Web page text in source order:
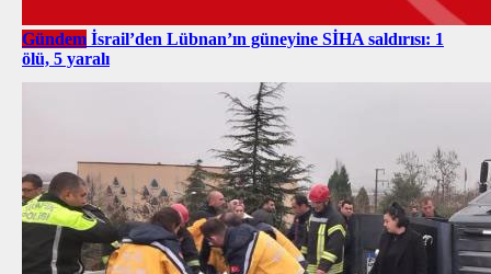
Gündem İsrail’den Lübnan’ın güneyine SİHA saldırısı: 1
ölü, 5 yaralı